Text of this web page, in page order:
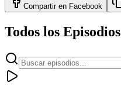
Compartir en Facebook
Todos los Episodios